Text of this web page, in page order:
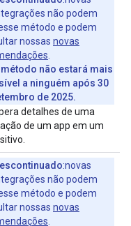
não podem
método e podem
nossas novas
método não estará mais
a ninguém após 30
de 2025.
detalhes de uma
de um app em um
:novas
não podem
método e podem
nossas novas